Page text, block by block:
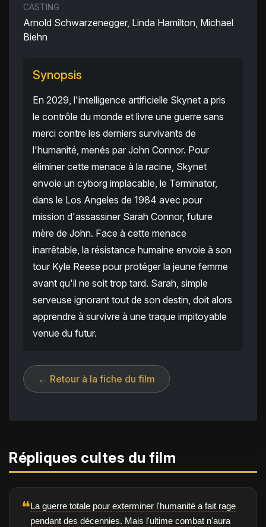
CASTING
Arnold Schwarzenegger, Linda Hamilton, Michael
Biehn
Synopsis
En 2029, l'intelligence artificielle Skynet a pris
le contrôle du monde et livre une guerre sans
merci contre les derniers survivants de
l'humanité, menés par John Connor. Pour
éliminer cette menace à la racine, Skynet
envoie un cyborg implacable, le Terminator,
dans le Los Angeles de 1984 avec pour
mission d'assassiner Sarah Connor, future
mère de John. Face à cette menace
inarrêtable, la résistance humaine envoie à son
tour Kyle Reese pour protéger la jeune femme
avant qu'il ne soit trop tard. Sarah, simple
serveuse ignorant tout de son destin, doit alors
apprendre à survivre à une traque impitoyable
venue du futur.
← Retour à la fiche du film
Répliques cultes du film
❝La guerre totale pour exterminer l'humanité a fait rage
pendant des décennies. Mais l'ultime combat n'aura